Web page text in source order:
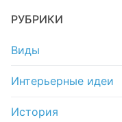
РУБРИКИ
Виды
Интерьерные идеи
История